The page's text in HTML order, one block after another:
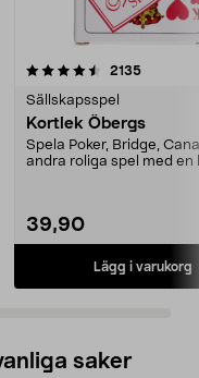
2135
Sällskapsspel
Kortlek Öbergs
Spela Poker, Bridge,
andra roliga spel med en
39,90
Lägg i varukorg
0.0 av 5 stjärnor
saker